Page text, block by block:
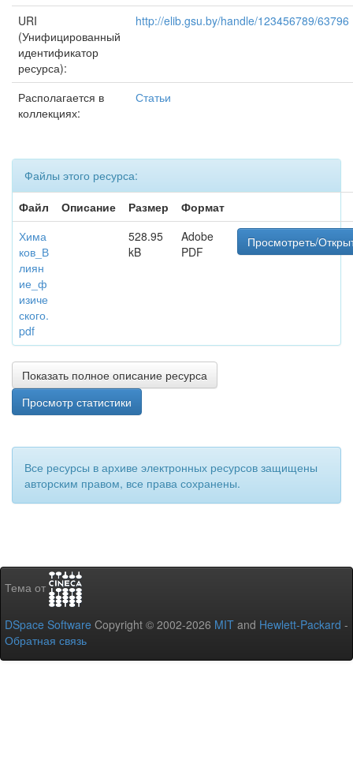
URI
(Унифицированный
идентификатор
ресурса):
http://elib.gsu.by/handle/123456789/63796
Располагается в
коллекциях:
Статьи
Файлы этого ресурса:
Файл
Описание Размер
Формат
Хима
ков_В
лиян
ие_ф
изиче
ского.
pdf
528.95
kB
Adobe
PDF
Просмотреть/
Показать полное описание ресурса
Просмотр статистики
Все ресурсы в архиве электронных ресурсов защищены
авторским правом, все права сохранены.
Тема от
DSpace Software Copyright © 2002-2026 MIT and Hewlett-Packard -
Обратная связь